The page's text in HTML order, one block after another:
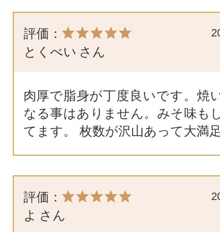
評価：
とくべい さん
肉厚で脂身が丁度良いです。焼
なる事はありません。みそ味も
てます。 枚数が沢山あって大満
評価：
よ さん